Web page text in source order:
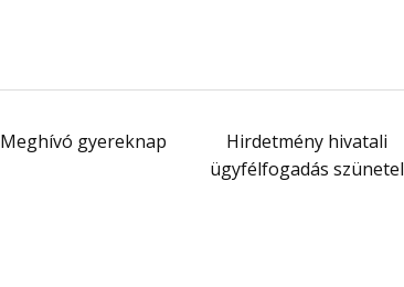
Meghívó gyereknap
Hirdetmény hivatali
ügyfélfogadás szünetel